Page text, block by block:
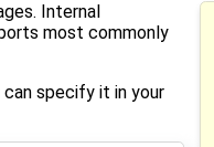
Internal
most commonly
specify it in your